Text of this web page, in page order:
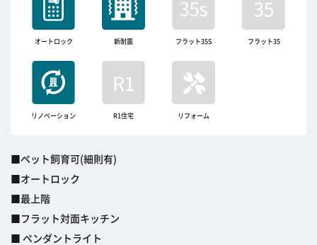
オートロック 新耐震 フラット35S フラット35
リノベーション R1住宅 リフォーム
■ペット飼育可(細則有)
■オートロック
■最上階
■フラット対面キッチン
■ ペンダントライト